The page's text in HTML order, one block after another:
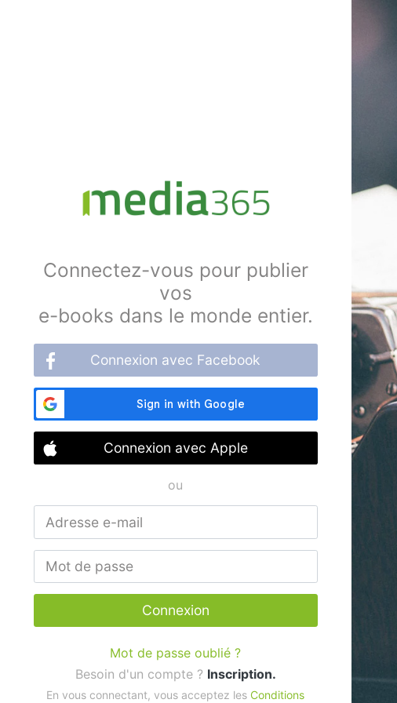
Connectez-vous pour publier
vos
e-books dans le monde entier.
Connexion avec Facebook
Connexion avec Apple
ou
Connexion
Mot de passe oublié ?
Besoin d'un compte ? Inscription.
En vous connectant, vous acceptez les Conditions